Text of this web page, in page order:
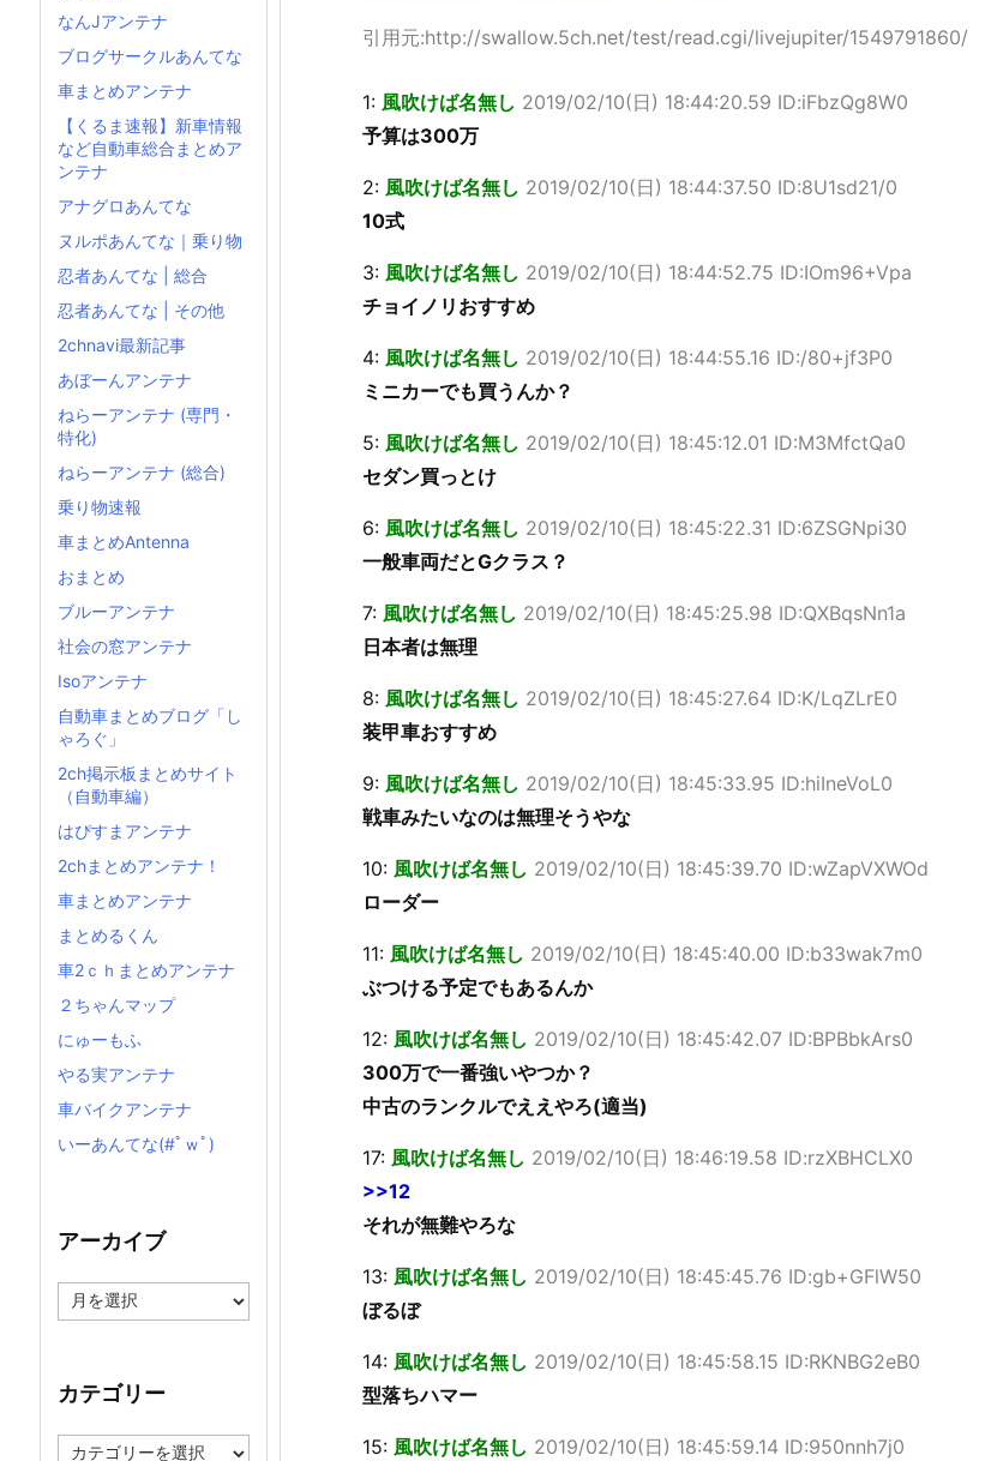
引用元:http://swallow.5ch.net/test/read.cgi/livejupiter/1549791860/
1: 風吹けば名無し 2019/02/10(日) 18:44:20.59 ID:iFbzQg8W0
予算は300万
2: 風吹けば名無し 2019/02/10(日) 18:44:37.50 ID:8U1sd21/0
10式
3: 風吹けば名無し 2019/02/10(日) 18:44:52.75 ID:IOm96+Vpa
チョイノリおすすめ
4: 風吹けば名無し 2019/02/10(日) 18:44:55.16 ID:/80+jf3P0
ミニカーでも買うんか？
5: 風吹けば名無し 2019/02/10(日) 18:45:12.01 ID:M3MfctQa0
セダン買っとけ
6: 風吹けば名無し 2019/02/10(日) 18:45:22.31 ID:6ZSGNpi30
一般車両だとGクラス？
7: 風吹けば名無し 2019/02/10(日) 18:45:25.98 ID:QXBqsNn1a
日本者は無理
8: 風吹けば名無し 2019/02/10(日) 18:45:27.64 ID:K/LqZLrE0
装甲車おすすめ
9: 風吹けば名無し 2019/02/10(日) 18:45:33.95 ID:hiIneVoL0
戦車みたいなのは無理そうやな
10: 風吹けば名無し 2019/02/10(日) 18:45:39.70 ID:wZapVXWOd
ローダー
11: 風吹けば名無し 2019/02/10(日) 18:45:40.00 ID:b33wak7m0
ぶつける予定でもあるんか
12: 風吹けば名無し 2019/02/10(日) 18:45:42.07 ID:BPBbkArs0
300万で一番強いやつか？
中古のランクルでええやろ(適当)
17: 風吹けば名無し 2019/02/10(日) 18:46:19.58 ID:rzXBHCLX0
>>12
それが無難やろな
13: 風吹けば名無し 2019/02/10(日) 18:45:45.76 ID:gb+GFlW50
ぼるぼ
14: 風吹けば名無し 2019/02/10(日) 18:45:58.15 ID:RKNBG2eB0
型落ちハマー
15: 風吹けば名無し 2019/02/10(日) 18:45:59.14 ID:950nnh7j0
なんJアンテナ
ブログサークルあんてな
車まとめアンテナ
【くるま速報】新車情報
など自動車総合まとめア
ンテナ
アナグロあんてな
ヌルポあんてな｜乗り物
忍者あんてな | 総合
忍者あんてな | その他
2chnavi最新記事
あぼーんアンテナ
ねらーアンテナ (専門・
特化)
ねらーアンテナ (総合)
乗り物速報
車まとめAntenna
おまとめ
ブルーアンテナ
社会の窓アンテナ
Isoアンテナ
自動車まとめブログ「し
ゃろぐ」
2ch掲示板まとめサイト
（自動車編）
はぴすまアンテナ
2chまとめアンテナ！
車まとめアンテナ
まとめるくん
車2ｃｈまとめアンテナ
２ちゃんマップ
にゅーもふ
やる実アンテナ
車バイクアンテナ
いーあんてな(#ﾟｗﾟ)
アーカイブ
ー
ブ
カテゴリー